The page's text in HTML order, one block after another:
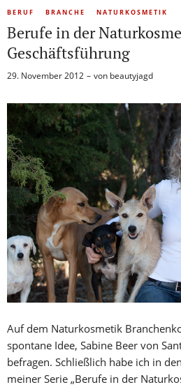
BERUF BRANCHE NATURKOSMETIK
Berufe in der
Geschäftsführung
29. November 2012 von beautyjagd
Auf dem Naturkosmetik
spontane Idee, Sabine Beer von
befragen. Schließlich habe ich in
meiner Serie „Berufe in der